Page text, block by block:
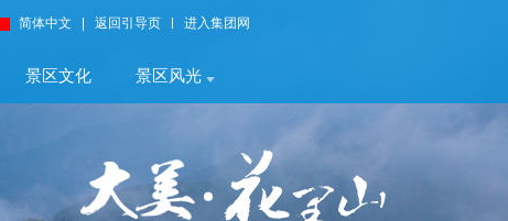
简体中文 返回引导页 进入集团网
景区文化 景区风光